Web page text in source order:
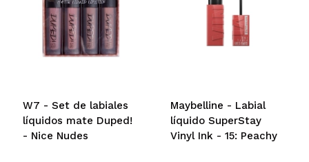
W7 - Set de labiales
líquidos mate Duped!
- Nice Nudes
Maybelline - Labial
líquido SuperStay
Vinyl Ink - 15: Peachy